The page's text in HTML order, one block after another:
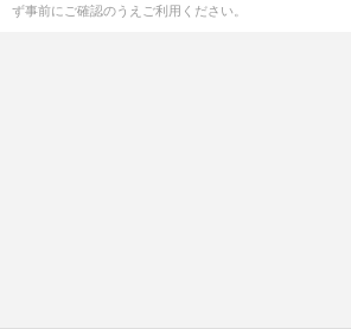
ず事前にご確認のうえご利用ください。